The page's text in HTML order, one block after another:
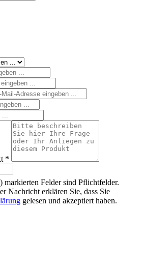
*
markierten Felder sind Pflichtfelder.
Nachricht erklären Sie, dass Sie
gelesen und akzeptiert haben.